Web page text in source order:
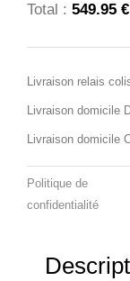
Total : 549.95 €
Livraison relais
Livraison domicile
Livraison domicile
Politique de
confidentialité